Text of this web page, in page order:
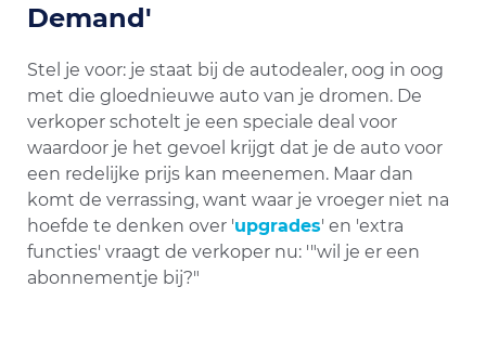
Demand'
Stel je voor: je staat bij de autodealer, oog in oog
met die gloednieuwe auto van je dromen. De
verkoper schotelt je een speciale deal voor
waardoor je het gevoel krijgt dat je de auto voor
een redelijke prijs kan meenemen. Maar dan
komt de verrassing, want waar je vroeger niet na
hoefde te denken over 'upgrades' en 'extra
functies' vraagt de verkoper nu: '"wil je er een
abonnementje bij?"